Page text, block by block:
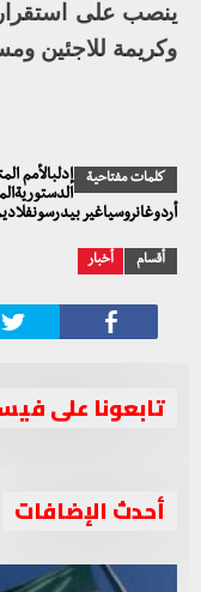
ينصب على
وكريمة للاجئين
كلمات مفتاحية
أردوغانروسياغير
أقسام أخبار
تابعونا على
أحدث الإضافات